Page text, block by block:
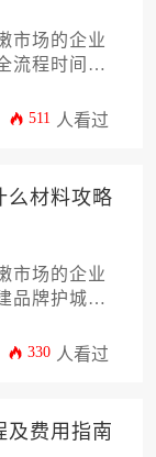
市场的企业
流程时间至
证书颁发等
剖析影响时
实操攻略，
出海保驾护
511 人看过
么材料攻略
市场的企业
品牌护城河
点，涵盖从
方审查流程
企业高管高
330 人看过
及费用指南